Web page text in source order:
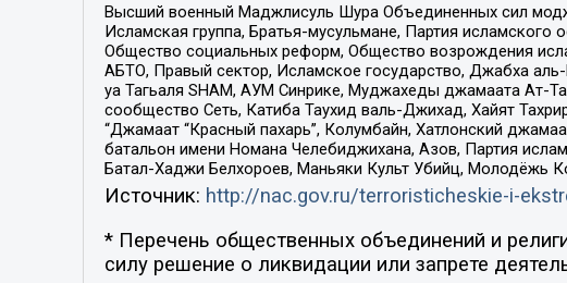
Высший военный Маджлисуль Шура Объединенных сил
Исламская группа, Братья-мусульмане, Партия
Общество социальных реформ, Общество возрождения
АБТО, Правый сектор, Исламское государство, Джабха
уа Тагьаля SHAM, АУМ Синрике, Муджахеды джамаата Ат-
сообщество Сеть, Катиба Таухид валь-Джихад, Хайят
“Джамаат “Красный пахарь”, Колумбайн, Хатлонский
батальон имени Номана Челебиджихана, Азов, Партия
Батал-Хаджи Белхороев, Маньяки Культ Убийц, Молодёжь
Источник: http://nac.gov.ru/terroristicheskie-i-
* Перечень общественных объединений и
силу решение о ликвидации или запрете